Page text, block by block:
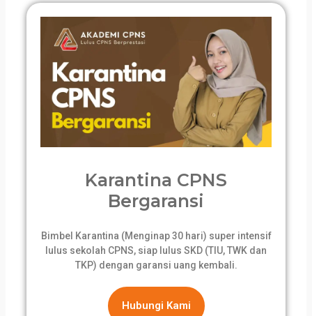
Karantina CPNS
Bergaransi
Bimbel Karantina (Menginap 30 hari) super intensif
lulus sekolah CPNS, siap lulus SKD (TIU, TWK dan
TKP) dengan garansi uang kembali.
Hubungi Kami